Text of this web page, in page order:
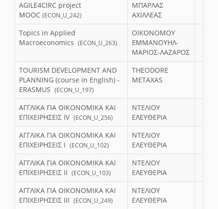
AGILE4CIRC project
MOOC (ECON_U_242)
ΜΠΑΡΛΑΣ
ΑΧΙΛΛΕΑΣ
Topics in Applied
Macroeconomics (ECON_U_263)
ΟΙΚΟΝΟΜΟΥ
ΕΜΜΑΝΟΥΗΛ-
ΜΑΡΙΟΣ-ΛΑΖΑΡΟΣ
TOURISM DEVELOPMENT AND
PLANNING (course in English) -
ERASMUS (ECON_U_197)
THEODORE
METAXAS
ΑΓΓΛΙΚΑ ΓΙΑ ΟΙΚΟΝΟΜΙΚΑ ΚΑΙ
ΕΠΙΧΕΙΡΗΣΕΙΣ IV (ECON_U_256)
ΝΤΕΛΙΟΥ
ΕΛΕΥΘΕΡΙΑ
ΑΓΓΛΙΚΑ ΓΙΑ ΟΙΚΟΝΟΜΙΚΑ ΚΑΙ
ΕΠΙΧΕΙΡΗΣΕΙΣ Ι (ECON_U_102)
ΝΤΕΛΙΟΥ
ΕΛΕΥΘΕΡΙΑ
ΑΓΓΛΙΚΑ ΓΙΑ ΟΙΚΟΝΟΜΙΚΑ ΚΑΙ
ΕΠΙΧΕΙΡΗΣΕΙΣ ΙΙ (ECON_U_103)
ΝΤΕΛΙΟΥ
ΕΛΕΥΘΕΡΙΑ
ΑΓΓΛΙΚΑ ΓΙΑ ΟΙΚΟΝΟΜΙΚΑ ΚΑΙ
ΕΠΙΧΕΙΡΗΣΕΙΣ ΙΙΙ (ECON_U_249)
ΝΤΕΛΙΟΥ
ΕΛΕΥΘΕΡΙΑ